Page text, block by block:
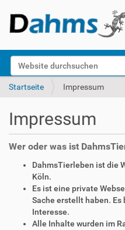
Website durchsuchen
k
Startseite Impressum
Impressum
Wer oder was ist
DahmsTierleben ist die
Köln.
Es ist eine private
Sache erstellt haben.
Interesse.
Alle Inhalte wurden im